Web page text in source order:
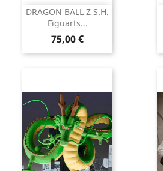
DRAGON BALL Z S.H.
Figuarts...
Prix
75,00 €